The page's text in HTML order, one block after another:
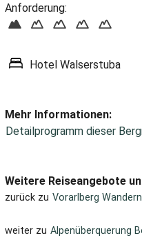
Anforderung:
Hotel Walserstuba
Mehr Informationen:
Detailprogramm dieser
Weitere Reiseangebote
zurück zu Vorarlberg
weiter zu Alpenüberquerung